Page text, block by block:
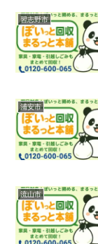
習志野市
浦安市
流山市